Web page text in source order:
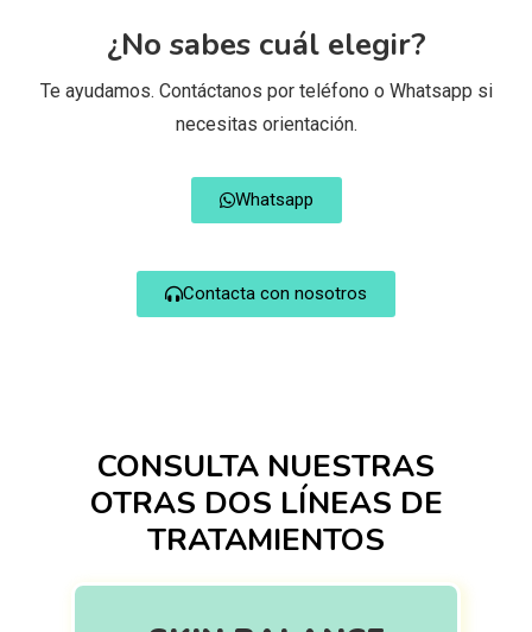
¿No sabes cuál elegir?
Te ayudamos. Contáctanos por teléfono o Whatsapp si
necesitas orientación.
Whatsapp
Contacta con nosotros
CONSULTA NUESTRAS
OTRAS DOS LÍNEAS DE
TRATAMIENTOS